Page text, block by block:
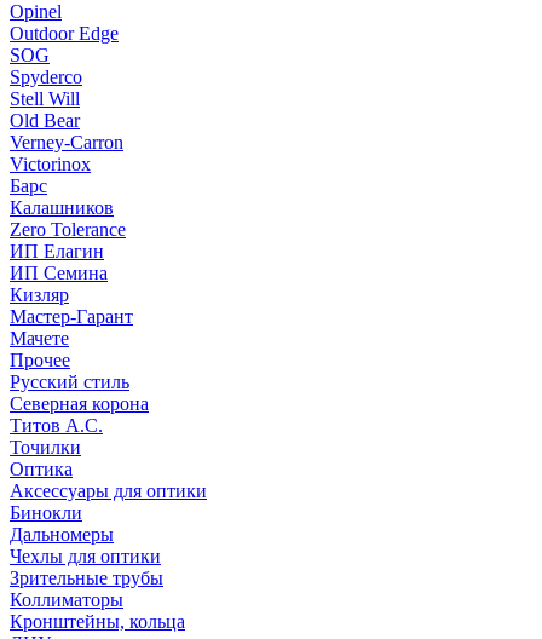
Opinel
Outdoor Edge
SOG
Spyderco
Stell Will
Old Bear
Verney-Carron
Victorinox
Барс
Калашников
Zero Tolerance
ИП Елагин
ИП Семина
Кизляр
Мастер-Гарант
Мачете
Прочее
Русский стиль
Северная корона
Титов А.С.
Точилки
Оптика
Аксессуары для оптики
Бинокли
Дальномеры
Чехлы для оптики
Зрительные трубы
Коллиматоры
Кронштейны, кольца